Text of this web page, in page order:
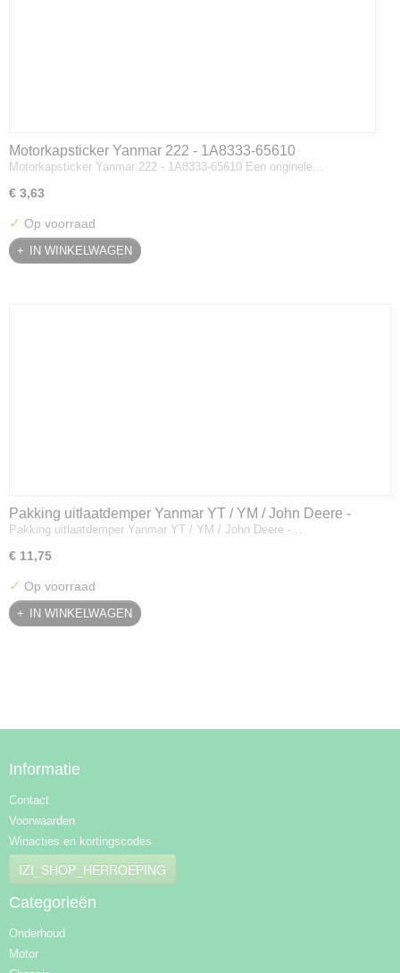
Motorkapsticker Yanmar 222 - 1A8333-65610
Motorkapsticker Yanmar 222 - 1A8333-65610 Een originele…
€ 3,63
✓ Op voorraad
IN WINKELWAGEN
Pakking uitlaatdemper Yanmar YT / YM / John Deere -
128300-13230
Pakking uitlaatdemper Yanmar YT / YM / John Deere -…
€ 11,75
✓ Op voorraad
IN WINKELWAGEN
Informatie
Contact
Voorwaarden
Winacties en kortingscodes
IZI_SHOP_HERROEPING
Categorieën
Onderhoud
Motor